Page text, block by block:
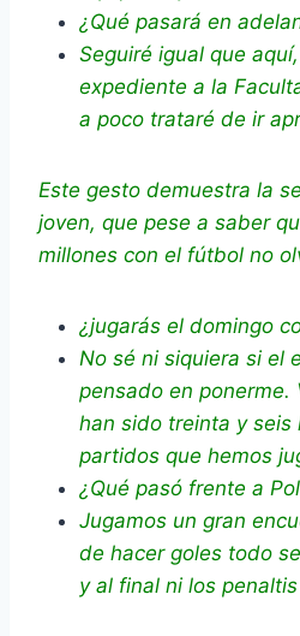
¿Qué pasará en
Seguiré igual que
expediente a la
a poco trataré de ir
Este gesto demuestra la
joven, que pese a saber
millones con el fútbol no
¿jugarás el domingo
No sé ni siquiera si el
pensado en ponerme.
han sido treinta y seis
partidos que hemos
¿Qué pasó frente a
Jugamos un gran
de hacer goles todo
y al final ni los